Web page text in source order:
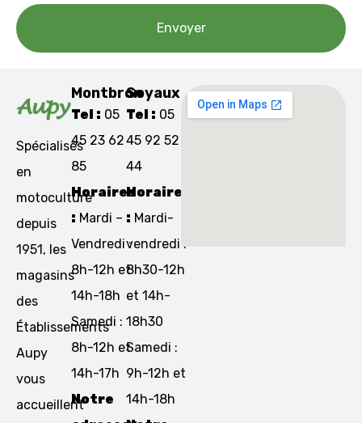
Envoyer
Spécialisés
en
motoculture
depuis
1951, les
magasins
des
Établissements
Aupy
vous
accueillent
Montbron
Tel : 05
45 23 62
85
Horaires
: Mardi –
Vendredi :
8h-12h et
14h-18h
Samedi :
8h-12h et
14h-17h
Notre
Soyaux
Tel : 05
45 92 52
44
Horaires
: Mardi-
vendredi :
8h30-12h
et 14h-
18h30
Samedi :
9h-12h et
14h-18h